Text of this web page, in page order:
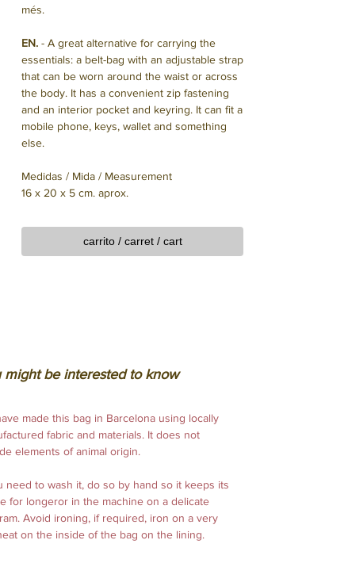
més.
EN. - A great alternative for carrying the
essentials: a belt-bag with an adjustable strap
that can be worn around the waist or across
the body. It has a convenient zip fastening
and an interior pocket and keyring. It can fit a
mobile phone, keys, wallet and something
else.
Medidas / Mida / Measurement
16 x 20 x 5 cm. aprox.
carrito / carret / cart
might be interested to know
made this bag in Barcelona using locally
fabric and materials. It does not
elements of animal origin.
need to wash it, do so by hand so it keeps its
for longeror in the machine on a delicate
Avoid ironing, if required, iron on a very
on the inside of the bag on the lining.